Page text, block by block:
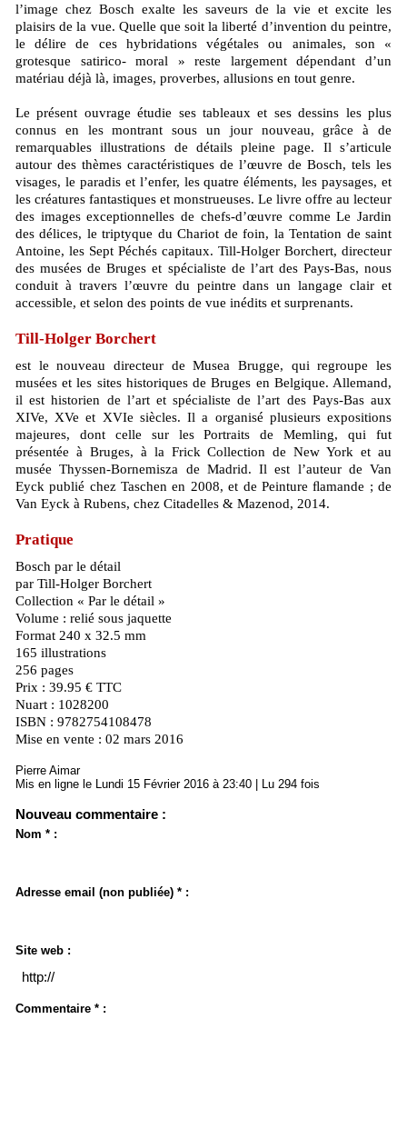
l’image chez Bosch exalte les saveurs de la vie et excite les
plaisirs de la vue. Quelle que soit la liberté d’invention du peintre,
le délire de ces hybridations végétales ou animales, son «
grotesque satirico- moral » reste largement dépendant d’un
matériau déjà là, images, proverbes, allusions en tout genre.
Le présent ouvrage étudie ses tableaux et ses dessins les plus
connus en les montrant sous un jour nouveau, grâce à de
remarquables illustrations de détails pleine page. Il s’articule
autour des thèmes caractéristiques de l’œuvre de Bosch, tels les
visages, le paradis et l’enfer, les quatre éléments, les paysages, et
les créatures fantastiques et monstrueuses. Le livre offre au lecteur
des images exceptionnelles de chefs-d’œuvre comme Le Jardin
des délices, le triptyque du Chariot de foin, la Tentation de saint
Antoine, les Sept Péchés capitaux. Till-Holger Borchert, directeur
des musées de Bruges et spécialiste de l’art des Pays-Bas, nous
conduit à travers l’œuvre du peintre dans un langage clair et
accessible, et selon des points de vue inédits et surprenants.
Till-Holger Borchert
est le nouveau directeur de Musea Brugge, qui regroupe les
musées et les sites historiques de Bruges en Belgique. Allemand,
il est historien de l’art et spécialiste de l’art des Pays-Bas aux
XIVe, XVe et XVIe siècles. Il a organisé plusieurs expositions
majeures, dont celle sur les Portraits de Memling, qui fut
présentée à Bruges, à la Frick Collection de New York et au
musée Thyssen-Bornemisza de Madrid. Il est l’auteur de Van
Eyck publié chez Taschen en 2008, et de Peinture ﬂamande ; de
Van Eyck à Rubens, chez Citadelles & Mazenod, 2014.
Pratique
Bosch par le détail
par Till-Holger Borchert
Collection « Par le détail »
Volume : relié sous jaquette
Format 240 x 32.5 mm
165 illustrations
256 pages
Prix : 39.95 € TTC
Nuart : 1028200
ISBN : 9782754108478
Mise en vente : 02 mars 2016
Pierre Aimar
Mis en ligne le Lundi 15 Février 2016 à 23:40 | Lu 294 fois
Nouveau commentaire :
Nom * :
Adresse email (non publiée) * :
Site web :
Commentaire * :